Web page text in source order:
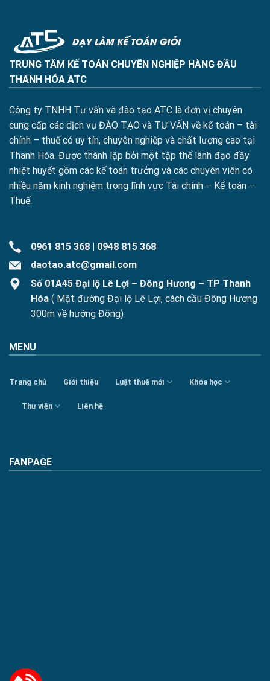
TRUNG TÂM KẾ TOÁN CHUYÊN NGHIỆP HÀNG ĐẦU
THANH HÓA ATC
Công ty TNHH Tư vấn và đào tạo ATC là đơn vị chuyên
cung cấp các dịch vụ ĐÀO TẠO và TƯ VẤN về kế toán – tài
chính – thuế có uy tín, chuyên nghiệp và chất lượng cao tại
Thanh Hóa. Được thành lập bởi một tập thể lãnh đạo đầy
nhiệt huyết gồm các kế toán trưởng và các chuyên viên có
nhiều năm kinh nghiệm trong lĩnh vực Tài chính – Kế toán –
Thuế.
0961 815 368
0948 815 368
daotao.atc@gmail.com
Số 01A45 Đại lộ Lê Lợi – Đông Hương – TP Thanh
Hóa ( Mặt đường Đại lộ Lê Lợi, cách cầu Đông Hương
300m về hướng Đông)
MENU
Trang chủ Giới thiệu Luật thuế mới Khóa học
Thư viện Liên hệ
FANPAGE